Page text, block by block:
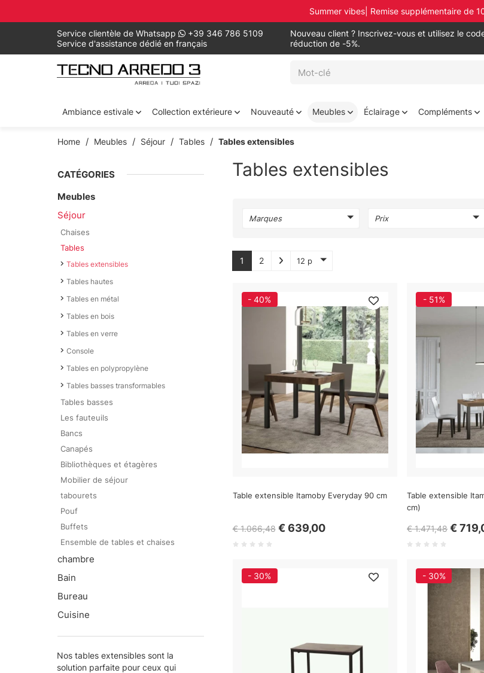
Summer vibes| Remise supplémentaire de
Service clientèle de Whatsapp
+39 346 786 5109
Service d'assistance dédié en français
Nouveau client ? Inscrivez-vous et utilisez le
réduction de -5%.
Ambiance estivale Collection extérieure Nouveauté Meubles Éclairage Compléments
Home Meubles Séjour Tables Tables extensibles
CATÉGORIES
Meubles
Séjour
Chaises
Tables
Tables extensibles
Tables hautes
Tables en métal
Tables en bois
Tables en verre
Console
Tables en polypropylène
Tables basses transformables
Tables basses
Les fauteuils
Bancs
Canapés
Bibliothèques et étagères
Mobilier de séjour
tabourets
Pouf
Buffets
Ensemble de tables et chaises
chambre
Bain
Bureau
Cuisine
Nos tables extensibles sont la
solution parfaite pour ceux qui
Tables extensibles
Marques Prix
1 2 12 p
- 40%
Table extensible Itamoby Everyday 90 cm
€ 1.066,48 € 639,00
- 51%
Table extensible
cm)
€ 1.471,48 €
- 30% - 30%